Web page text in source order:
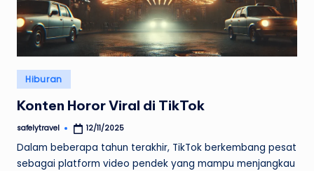
Posted
in
Hiburan
Konten Horor Viral di TikTok
Posted
safelytravel 12/11/2025
Dalam beberapa tahun terakhir, TikTok berkembang pesat
sebagai platform video pendek yang mampu menjangkau